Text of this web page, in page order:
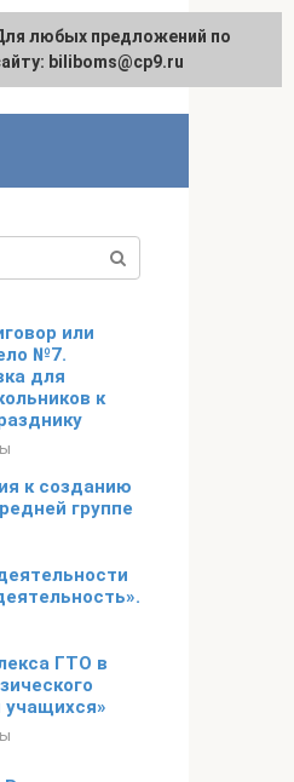
или
№7.
для
к
к созданию
группе
ГТО в
учащихся»
любых предложений по
biliboms@cp9.ru